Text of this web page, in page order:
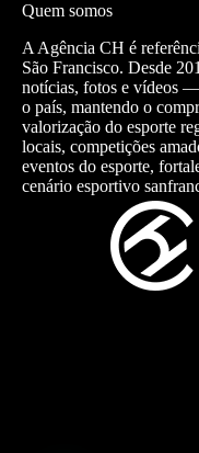
Quem somos
A Agência CH é
São Francisco. Desde
notícias, fotos e vídeos
o país, mantendo o
valorização do esporte
locais, competições
eventos do esporte,
cenário esportivo